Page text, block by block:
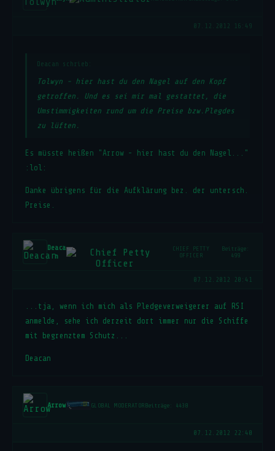
07.12.2012 16:49
Deacan schrieb:
Tolwyn - hier hast du den Nagel auf den Kopf
getroffen. Und es sei mir mal gestattet, die
Umstimmigkeiten rund um die Preise bzw.Plegdes
zu lüften.
Es müsste heißen "Arrow - hier hast du den Nagel..."
:lol:
Danke übrigens für die Aufklärung bez. der untersch.
Preise.
Deaca
n
CHIEF PETTY
OFFICER
Beiträge:
499
07.12.2012 20:41
...tja, wenn ich mich als Pledgeverweigerer auf RSI
anmelde, sehe ich derzeit dort immer nur die Schiffe
mit begrenztem Schutz...
Deacan
Arrow GLOBAL MODERATORBeiträge: 4438
07.12.2012 22:40